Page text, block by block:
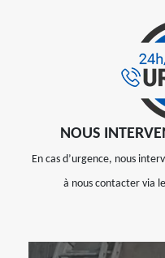
NOUS
En cas d’urgence, nous
à nous contacter via